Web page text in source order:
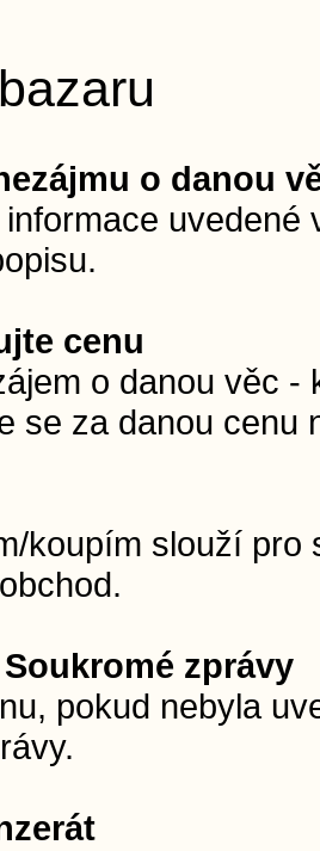
o danou
cenu
o danou věc
se za danou
koupím slouží pro
zprávy
pokud nebyla